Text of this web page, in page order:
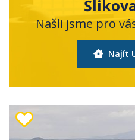
Našli jsme pro
Najít